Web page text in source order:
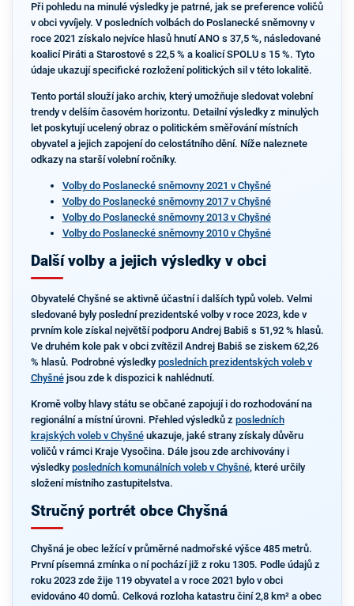
Při pohledu na minulé výsledky je patrné, jak se preference voličů
v obci vyvíjely. V posledních volbách do Poslanecké sněmovny v
roce 2021 získalo nejvíce hlasů hnutí ANO s 37,5 %, následované
koalicí Piráti a Starostové s 22,5 % a koalicí SPOLU s 15 %. Tyto
údaje ukazují specifické rozložení politických sil v této lokalitě.
Tento portál slouží jako archiv, který umožňuje sledovat volební
trendy v delším časovém horizontu. Detailní výsledky z minulých
let poskytují ucelený obraz o politickém směřování místních
obyvatel a jejich zapojení do celostátního dění. Níže naleznete
odkazy na starší volební ročníky.
Volby do Poslanecké sněmovny 2021 v Chyšné
Volby do Poslanecké sněmovny 2017 v Chyšné
Volby do Poslanecké sněmovny 2013 v Chyšné
Volby do Poslanecké sněmovny 2010 v Chyšné
Další volby a jejich výsledky v obci
Obyvatelé Chyšné se aktivně účastní i dalších typů voleb. Velmi
sledované byly poslední prezidentské volby v roce 2023, kde v
prvním kole získal největší podporu Andrej Babiš s 51,92 % hlasů.
Ve druhém kole pak v obci zvítězil Andrej Babiš se ziskem 62,26
% hlasů. Podrobné výsledky posledních prezidentských voleb v
Chyšnéjsou zde k dispozici k nahlédnutí.
Kromě volby hlavy státu se občané zapojují i do rozhodování na
regionální a místní úrovni. Přehled výsledků z posledních
krajských voleb v Chyšnéukazuje, jaké strany získaly důvěru
voličů v rámci Kraje Vysočina. Dále jsou zde archivovány i
výsledky posledních komunálních voleb v Chyšné, které určily
složení místního zastupitelstva.
Stručný portrét obce Chyšná
Chyšná je obec ležící v průměrné nadmořské výšce 485 metrů.
První písemná zmínka o ní pochází již z roku 1305. Podle údajů z
roku 2023 zde žije 119 obyvatel a v roce 2021 bylo v obci
evidováno 40 domů. Celková rozloha katastru činí 2,8 km² a obec